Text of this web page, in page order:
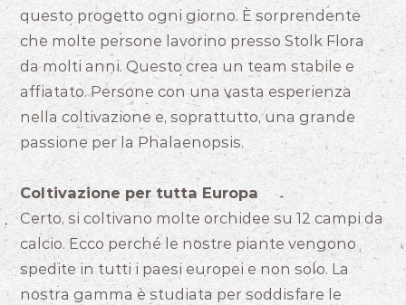
questo progetto ogni giorno. È sorprendente
che molte persone lavorino presso Stolk Flora
da molti anni. Questo crea un team stabile e
affiatato. Persone con una vasta esperienza
nella coltivazione e, soprattutto, una grande
passione per la Phalaenopsis.
Coltivazione per tutta Europa
Certo, si coltivano molte orchidee su 12 campi da
calcio. Ecco perché le nostre piante vengono
spedite in tutti i paesi europei e non solo. La
nostra gamma è studiata per soddisfare le